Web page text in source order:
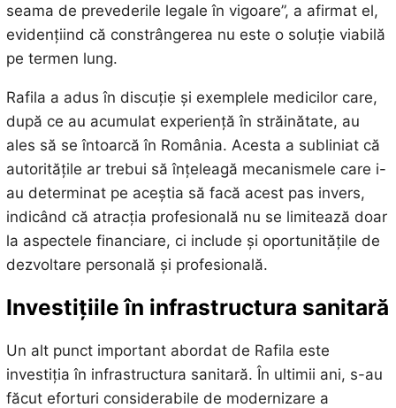
seama de prevederile legale în vigoare”, a afirmat el,
evidențiind că constrângerea nu este o soluție viabilă
pe termen lung.
Rafila a adus în discuție și exemplele medicilor care,
după ce au acumulat experiență în străinătate, au
ales să se întoarcă în România. Acesta a subliniat că
autoritățile ar trebui să înțeleagă mecanismele care i-
au determinat pe aceștia să facă acest pas invers,
indicând că atracția profesională nu se limitează doar
la aspectele financiare, ci include și oportunitățile de
dezvoltare personală și profesională.
Investițiile în infrastructura sanitară
Un alt punct important abordat de Rafila este
investiția în infrastructura sanitară. În ultimii ani, s-au
făcut eforturi considerabile de modernizare a